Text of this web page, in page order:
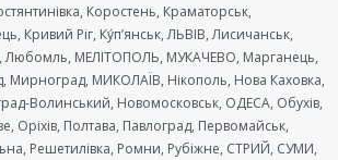
Коростень, Краматорськ,
Кривий Ріг, Ку́п’янськ, ЛЬВІВ, Лисичанськ,
Любомль, МЕЛІТОПОЛЬ, МУКАЧЕВО, Марганець,
Мирноград, МИКОЛАЇВ, Нікополь, Нова Каховка,
Волинський, Новомосковськ, ОДЕСА, Обухів,
Оріхів, Полтава, Павлоград, Первомайськ,
Решетилівка, Ромни, Рубіжне, СТРИЙ, СУМИ,